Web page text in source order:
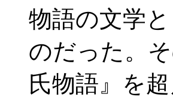
物語の文学
のだった。
氏物語』を